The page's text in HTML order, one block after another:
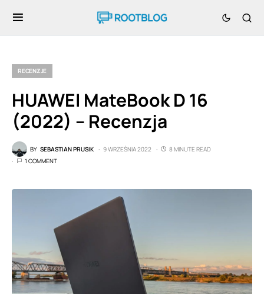
RECENZJE
HUAWEI MateBook D 16
(2022) – Recenzja
BY SEBASTIAN PRUSIK 9 WRZEŚNIA 2022
8 MINUTE READ
1 COMMENT